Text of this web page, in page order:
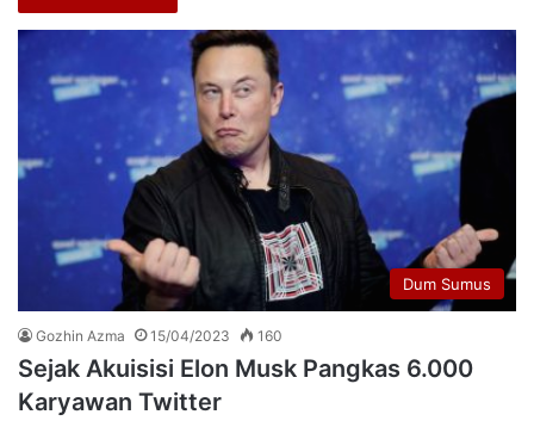
Dum Sumus
Gozhin Azma 15/04/2023 160
Sejak Akuisisi Elon Musk Pangkas 6.000
Karyawan Twitter